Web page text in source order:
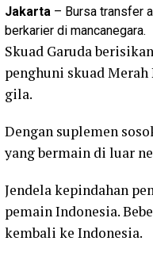
Jakarta – Bursa transfer
berkarier di mancanegara.
Skuad Garuda
penghuni skuad
gila.
Dengan suplemen
yang bermain di luar
Jendela kepindahan
pemain Indonesia.
kembali ke Indonesia.